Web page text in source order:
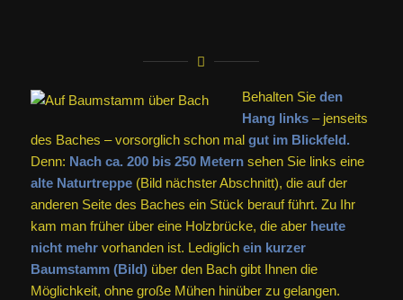
Behalten Sie den
Hang links– jenseits
des Baches – vorsorglich schon mal gut im Blickfeld.
Denn: Nach ca. 200 bis 250 Meternsehen Sie links eine
alte Naturtreppe(Bild nächster Abschnitt), die auf der
anderen Seite des Baches ein Stück berauf führt. Zu Ihr
kam man früher über eine Holzbrücke, die aber heute
nicht mehrvorhanden ist. Lediglich ein kurzer
Baumstamm (Bild)über den Bach gibt Ihnen die
Möglichkeit, ohne große Mühen hinüber zu gelangen.